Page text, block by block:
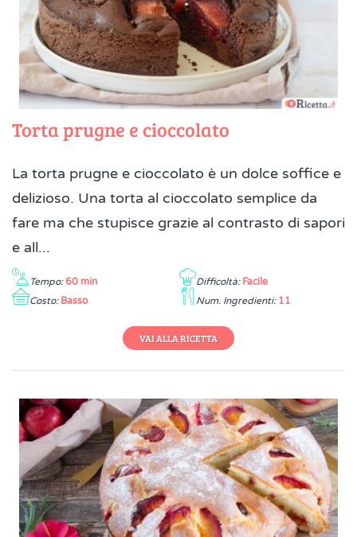
Torta prugne e cioccolato
La torta prugne e cioccolato è un dolce soffice e
delizioso. Una torta al cioccolato semplice da
fare ma che stupisce grazie al contrasto di sapori
e all...
Tempo: 60 min Difficoltà: Facile
Costo: Basso Num. Ingredienti: 11
VAI ALLA RICETTA